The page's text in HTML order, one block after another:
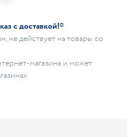
с доставкой!*
не действует на товары со
магазина и может